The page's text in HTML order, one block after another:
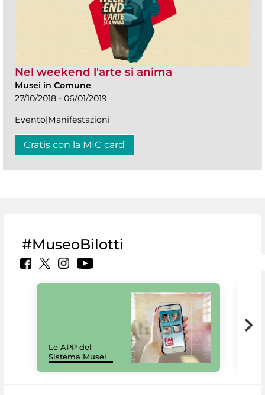
Nel weekend l'arte si anima
Musei in Comune
27/10/2018 - 06/01/2019
Evento|Manifestazioni
Gratis con la MIC card
#MuseoBilotti
Le APP del
Sistema Musei